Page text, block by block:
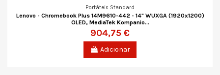
Portáteis Standard
Lenovo - Chromebook Plus 14M9610-442 - 14" WUXGA (1920x1200)
OLED, MediaTek Kompanio...
904,75 €
Adicionar